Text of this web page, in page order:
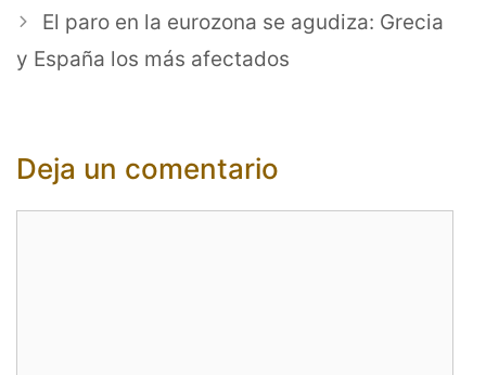
El paro en la eurozona se agudiza: Grecia
y España los más afectados
Deja un comentario